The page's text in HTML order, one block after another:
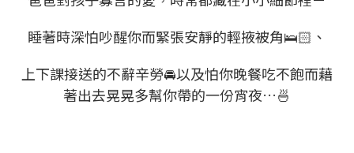
睡著時深怕吵醒你而緊張安靜的輕掖被角🛌🏻、
上下課接送的不辭辛勞🚘以及怕你晚餐吃不飽而藉
著出去晃晃多幫你帶的一份宵夜…🍜